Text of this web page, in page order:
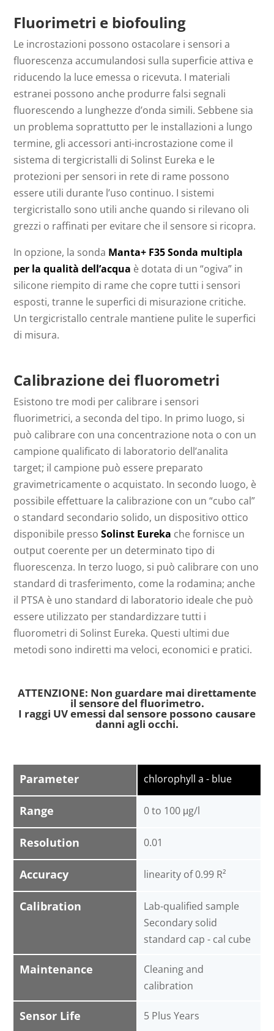
Fluorimetri e biofouling
Le incrostazioni possono ostacolare i sensori a
fluorescenza accumulandosi sulla superficie attiva e
riducendo la luce emessa o ricevuta. I materiali
estranei possono anche produrre falsi segnali
fluorescendo a lunghezze d’onda simili. Sebbene sia
un problema soprattutto per le installazioni a lungo
termine, gli accessori anti-incrostazione come il
sistema di tergicristalli di Solinst Eureka e le
protezioni per sensori in rete di rame possono
essere utili durante l’uso continuo. I sistemi
tergicristallo sono utili anche quando si rilevano oli
grezzi o raffinati per evitare che il sensore si ricopra.
In opzione, la sonda Manta+ F35 Sonda multipla
per la qualità dell’acqua è dotata di un “ogiva” in
silicone riempito di rame che copre tutti i sensori
esposti, tranne le superfici di misurazione critiche.
Un tergicristallo centrale mantiene pulite le superfici
di misura.
Calibrazione dei fluorometri
Esistono tre modi per calibrare i sensori
fluorimetrici, a seconda del tipo. In primo luogo, si
può calibrare con una concentrazione nota o con un
campione qualificato di laboratorio dell’analita
target; il campione può essere preparato
gravimetricamente o acquistato. In secondo luogo, è
possibile effettuare la calibrazione con un “cubo cal”
o standard secondario solido, un dispositivo ottico
disponibile pressoSolinst Eureka che fornisce un
output coerente per un determinato tipo di
fluorescenza. In terzo luogo, si può calibrare con uno
standard di trasferimento, come la rodamina; anche
il PTSA è uno standard di laboratorio ideale che può
essere utilizzato per standardizzare tutti i
fluorometri di Solinst Eureka. Questi ultimi due
metodi sono indiretti ma veloci, economici e pratici.
ATTENZIONE: Non guardare mai direttamente
il sensore del fluorimetro.
I raggi UV emessi dal sensore possono causare
danni agli occhi.
Parameter
Range
Resolution
Accuracy
Calibration
Maintenance
Sensor Life
chlorophyll a - blue
0 to 100 μg/l
0.01
linearity of 0.99 R²
Lab-qualified sample
Secondary solid
standard cap - cal cube
Cleaning and
calibration
5 Plus Years